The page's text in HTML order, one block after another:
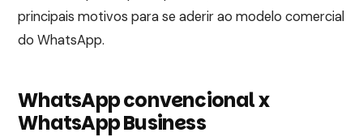
principais motivos para se aderir ao modelo comercial
do WhatsApp.
WhatsApp convencional x
WhatsApp Business